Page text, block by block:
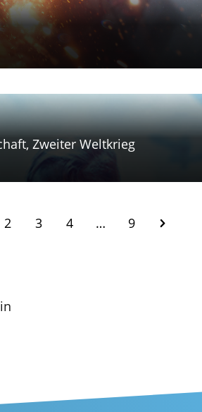
Zweiter Weltkrieg
2 3 4 … 9